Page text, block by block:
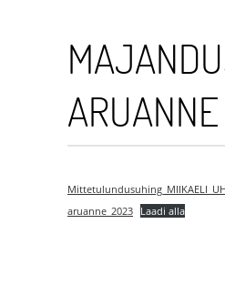
aruanne_2023 Laadi alla